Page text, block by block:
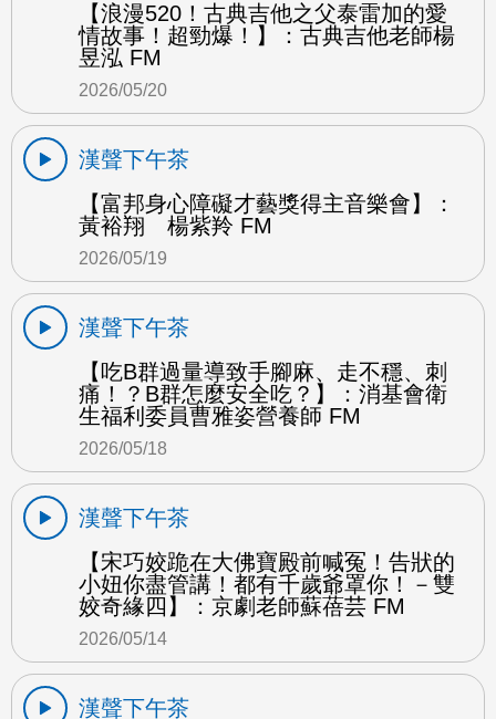
【浪漫520！古典吉他之父泰雷加的愛
情故事！超勁爆！】：古典吉他老師楊
昱泓 FM
2026/05/20
漢聲下午茶
【富邦身心障礙才藝獎得主音樂會】：
黃裕翔 楊紫羚 FM
2026/05/19
漢聲下午茶
【吃B群過量導致手腳麻、走不穩、刺
痛！？B群怎麼安全吃？】：消基會衛
生福利委員曹雅姿營養師 FM
2026/05/18
漢聲下午茶
【宋巧姣跪在大佛寶殿前喊冤！告狀的
小妞你盡管講！都有千歲爺罩你！－雙
姣奇緣四】：京劇老師蘇蓓芸 FM
2026/05/14
漢聲下午茶